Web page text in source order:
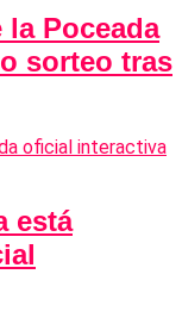
Poceada
sorteo tras
está